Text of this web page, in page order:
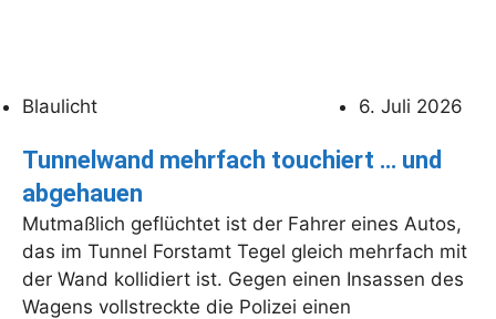
6. Juli 2026
Blaulicht
Tunnelwand mehrfach touchiert … und
abgehauen
Mutmaßlich geflüchtet ist der Fahrer eines Autos,
das im Tunnel Forstamt Tegel gleich mehrfach mit
der Wand kollidiert ist. Gegen einen Insassen des
Wagens vollstreckte die Polizei einen